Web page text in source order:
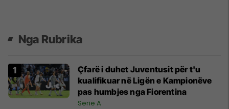
Nga Rubrika
Çfarë i duhet Juventusit për t'u
kualifikuar në Ligën e Kampionëve
pas humbjes nga Fiorentina
Serie A